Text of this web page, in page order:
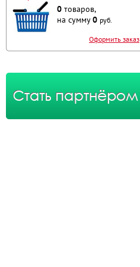
0 товаров,
на сумму0 руб.
Оформить заказ